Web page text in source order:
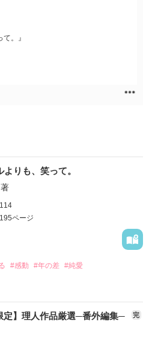
。』
りも、笑って。
195ページ
#感動 #年の差 #純愛
定】理人作品厳選─番外編集─ 完